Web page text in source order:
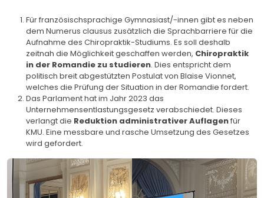
Für französischsprachige Gymnasiast/-innen gibt es neben
dem Numerus clausus zusätzlich die Sprachbarriere für die
Aufnahme des Chiropraktik-Studiums. Es soll deshalb
zeitnah die Möglichkeit geschaffen werden, Chiropraktik
in der Romandie zu studieren. Dies entspricht dem
politisch breit abgestützten Postulat von Blaise Vionnet,
welches die Prüfung der Situation in der Romandie fordert.
Das Parlament hat im Jahr 2023 das
Unternehmensentlastungsgesetz verabschiedet. Dieses
verlangt die Reduktion administrativer Auflagenfür
KMU. Eine messbare und rasche Umsetzung des Gesetzes
wird gefordert.